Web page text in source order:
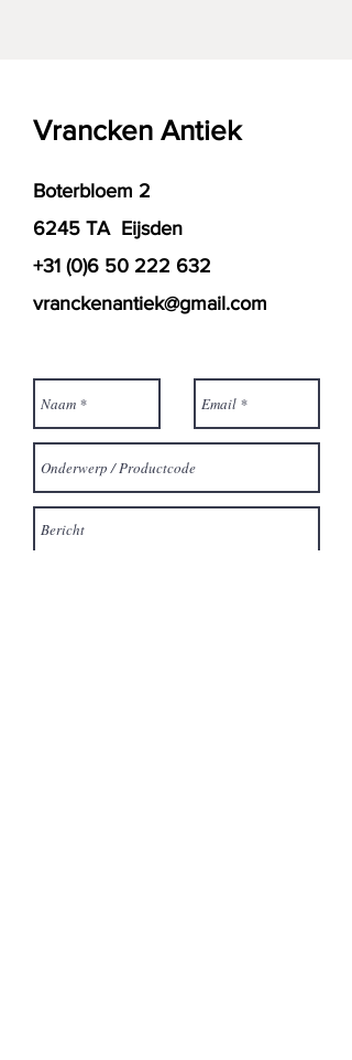
Vrancken Antiek
Boterbloem 2
6245 TA Eijsden
+31 (0)6 50 222 632
vranckenantiek@gmail.com